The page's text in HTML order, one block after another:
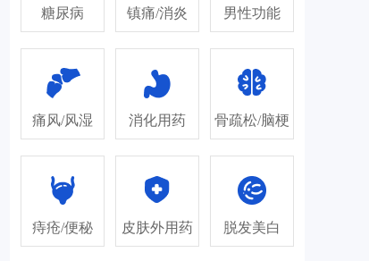
糖尿病 镇痛/消炎 男性功能
痛风/风湿 消化用药 骨疏松/脑梗
痔疮/便秘 皮肤外用药 脱发美白